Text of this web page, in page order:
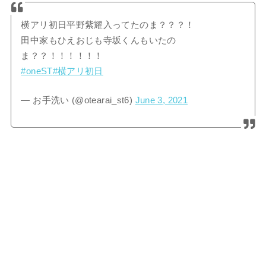
横アリ初日平野紫耀入ってたのま？？？！
田中家もひえおじも寺坂くんもいたの
ま？？！！！！！！
#oneST#横アリ初日
— お手洗い (@otearai_st6) June 3, 2021